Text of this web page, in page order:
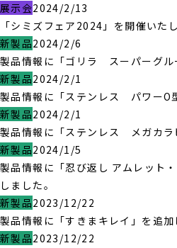
展示会2024/2/13
「シミズフェア2024」を開催いたし
新製品2024/2/6
製品情報に「ゴリラ スーパーグル
新製品2024/2/1
製品情報に「ステンレス パワーO
新製品2024/2/1
製品情報に「ステンレス メガカラ
新製品2024/1/5
製品情報に「忍び返し アムレット
しました。
新製品2023/12/22
製品情報に「すきまキレイ」を追加
新製品2023/12/22